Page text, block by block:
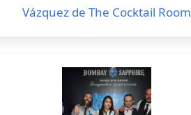
Vázquez de The Cocktail Room